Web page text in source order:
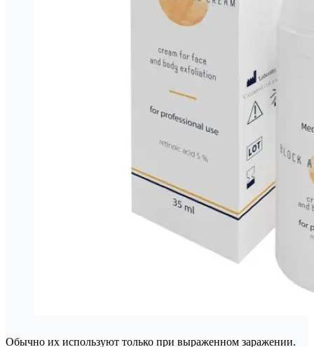
Обычно их используют только при выраженном заражении.